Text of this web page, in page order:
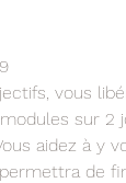
vous
sur 2
aidez à y
de